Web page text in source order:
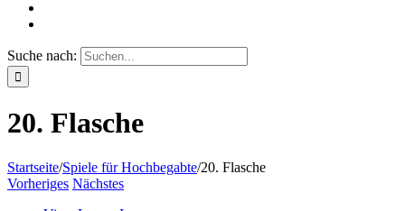
Suche nach:
20. Flasche
Startseite/Spiele für Hochbegabte/20. Flasche
Vorheriges Nächstes